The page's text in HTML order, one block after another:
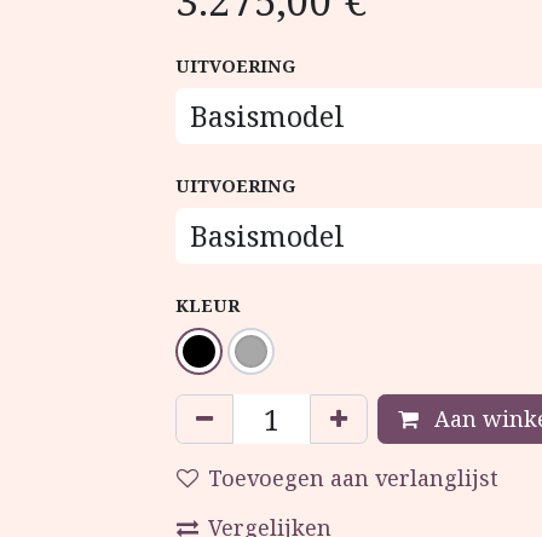
UITVOERING
UITVOERING
KLEUR
Aan
Toevoegen aan verlanglijst
Vergelijken